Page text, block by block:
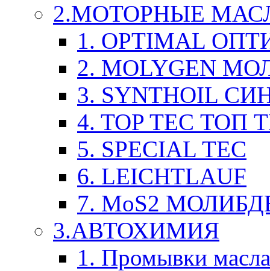
2.МОТОРНЫЕ
1. OPTIMAL
2. MOLYGEN
3. SYNTHOIL
4. TOP TEC ТОП
5. SPECIAL TEC
6. LEICHTLAUF
7. MoS2
3.АВТОХИМИЯ
1. Промывки масла